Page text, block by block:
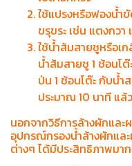
ใช้แปรงหรือฟองน้ำ
ขรุขระ เช่น แตงกว
ใช้น้ำส้มสายชูหรือเ
น้ำส้มสายชู 1 ช้อนโ
ป่น 1 ช้อนโต๊ะ กับน้ำ
ประมาณ 10 นาที แล้
นอกจากวิธีการล้างผักแล
อุปกรณ์กรองน้ำล้างผักแล
ต่างๆ ได้มีประสิทธิภาพมา